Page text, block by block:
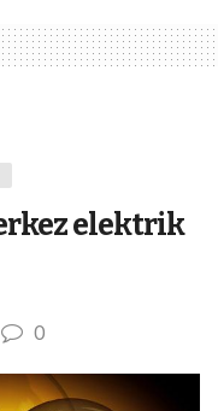
elektrik
0